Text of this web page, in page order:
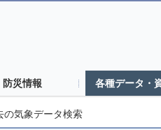
防災情報 各種データ・
の気象データ検索